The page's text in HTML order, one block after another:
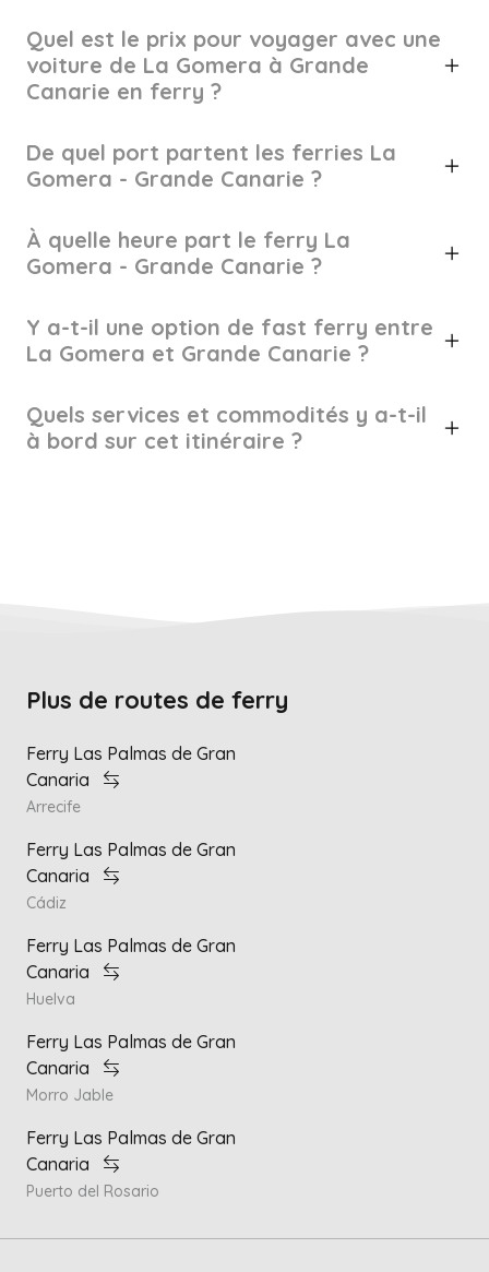
Quel est le prix pour voyager avec une
voiture de La Gomera à Grande
Canarie en ferry ?
De quel port partent les ferries La
Gomera - Grande Canarie ?
À quelle heure part le ferry La
Gomera - Grande Canarie ?
Y a-t-il une option de fast ferry entre
La Gomera et Grande Canarie ?
Quels services et commodités y a-t-il
à bord sur cet itinéraire ?
Plus de routes de ferry
Ferry Las Palmas de Gran
Canaria
Arrecife
Ferry Las Palmas de Gran
Canaria
Cádiz
Ferry Las Palmas de Gran
Canaria
Huelva
Ferry Las Palmas de Gran
Canaria
Morro Jable
Ferry Las Palmas de Gran
Canaria
Puerto del Rosario